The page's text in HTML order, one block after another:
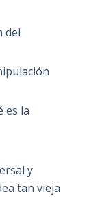
del
es la
y
tan vieja